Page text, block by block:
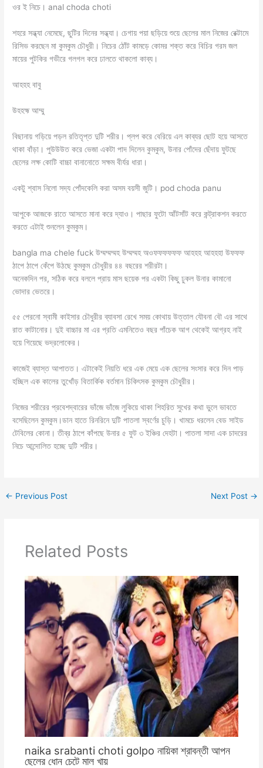
ওর ই নিচে। anal choda choti
শহরে সন্ধ্যা নেমেছে, ছুটির দিনের সন্ধ্যা। চেগায় পয়া ছড়িয়ে শুয়ে ছেলের মাল নিজের রেক্টামে
রিসিভ করছেন মা কুমকুম চৌধুরী। নিচের ঠোঁট কামড়ে কোমর শক্ত করে বিচির গরম জল
মায়ের পুটকির গভীরে গলগল করে ঢালতে থাকলো কাব্য।
আহহহ বাবু
উহহহ্ম আম্মু
বিছানায় গড়িয়ে পড়ল রতিতৃপ্ত দুটি শরীর। প্লপ করে বেরিয়ে এল কাব্যর ছোট হয়ে আসতে
থাকা বাঁড়া। পুউউউত করে ভেজা একটা পাদ দিলেন কুমকুম, উনার পোঁদের ছেঁদায় ফুটছে
ছেলের লক্ষ কোটি বাচ্চা বানানোতে সক্ষম বীর্যর ধারা।
একটু শ্বাস নিলো সদ্য পোঁদকেলি করা অসম বয়সী জুটি। pod choda panu
আপুকে আজকে রাতে আসতে মানা করে দ্যাও। পাছার ফুটো আঁটসাঁট করে কন্ট্রাকশন করতে
করতে এটাই শুনলেন কুমকুম।
bangla ma chele fuck উম্মম্মম্মহ উম্মম্মহ অওফফফফফফ আহহহ আহহহা উফফফ
ঠাপে ঠাপে কেঁপে উঠছে কুমকুম চৌধুরীর ৪৪ বছরের শরীরটা।
অনেকদিন পর, সঠিক করে বললে প্রায় মাস ছয়েক পর একটা কিছু ঢুকল উনার কামানো
ভোদার ভেতরে।
৫৫ পেরনো স্বামী কাইসার চৌধুরীর ব্যাবসা রেখে সময় কোথায় উত্তাল যৌবনা বৌ এর সাথে
রাত কাটানোর। দুই বাচ্চার মা এর প্রতি এমনিতেও বছর পাঁচেক আগ থেকেই আগ্রহ নাই
হয়ে গিয়েছে ভদ্রলোকের।
কাজেই ব্যাস্ত আপাতত। এটাকেই নিয়তি ধরে এক মেয়ে এক ছেলের সংসার করে দিন পাড়
হচ্ছিল এক কালের তুখোঁড় বিতার্কিক বর্তমান চিকিৎসক কুমকুম চৌধুরীর।
নিজের শরীরের প্রবেশদ্বারের ভাঁজে ভাঁজে লুকিয়ে থাকা শিহরিত সুখের কথা ভুলে ভাবতে
বসেছিলেন কুমকুম।ডান হাতে রিনরিনে দুটি পাতলা স্বর্ণের চুড়ি। খামচে ধরলেন বেড সাইড
টেবিলের কোনা। তীব্র ঠাপে কাঁপছে উনার ৫ ফুট ৩ ইঞ্চির দেহটা। পাতলা সাদা এক চাদরের
নিচে আন্দোলিত হচ্ছে দুটি শরীর।
← Previous Post Next Post →
Related Posts
naika srabanti choti golpo নায়িকা শ্রাবন্তী আপন
ছেলের ধোন চেটে মাল খায়